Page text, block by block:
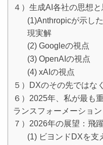
４）生成AI各社の思想
(1)Anthropicが示し
現実解
(2) Googleの視点
(3) OpenAIの視点
(4) xAIの視点
５）DXのその先ではな
６）2025年、私が最も
ランスフォーメーション
７）2026年の展望：飛
(1) ビヨンドDXを支